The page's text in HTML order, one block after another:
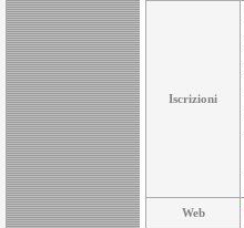
Iscrizioni
Web